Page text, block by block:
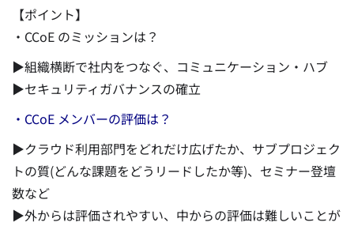
【ポイント】
・CCoE のミッションは？
▶組織横断で社内をつなぐ、コミュニケーション・ハブ
▶セキュリティガバナンスの確立
・CCoE メンバーの評価は？
▶クラウド利用部門をどれだけ広げたか、サブプロジェク
トの質(どんな課題をどうリードしたか等)、セミナー登壇
数など
▶外からは評価されやすい、中からの評価は難しいことが